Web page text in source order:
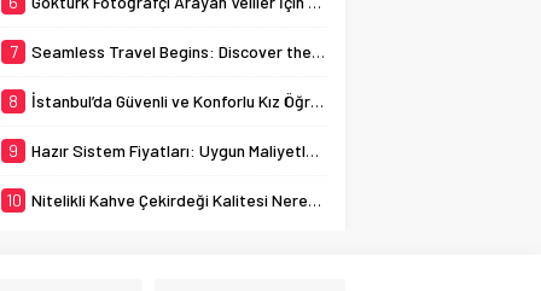
7 Seamless Travel Begins: Discover the Convenience of Istanbul Transfer Services
8 İstanbul’da Güvenli ve Konforlu Kız Öğrenci Yurtları
9 Hazır Sistem Fiyatları: Uygun Maliyetlerle Verimlilik Sağlayın
10 Nitelikli Kahve Çekirdeği Kalitesi Nereden Anlaşılır?